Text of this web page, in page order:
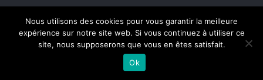
© 2026 CDMF Avocats Affaires Publiques.
Nous utilisons des cookies pour vous garantir la meilleure
expérience sur notre site web. Si vous continuez à utiliser ce
site, nous supposerons que vous en êtes satisfait.
Ok